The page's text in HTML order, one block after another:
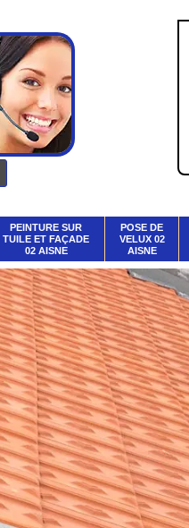
PEINTURE SUR
TUILE ET FAÇADE
02 AISNE
POSE DE
VELUX 02
AISNE